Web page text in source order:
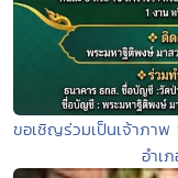
ขอเชิญร่วมเป็นเจ้าภา
อำเ